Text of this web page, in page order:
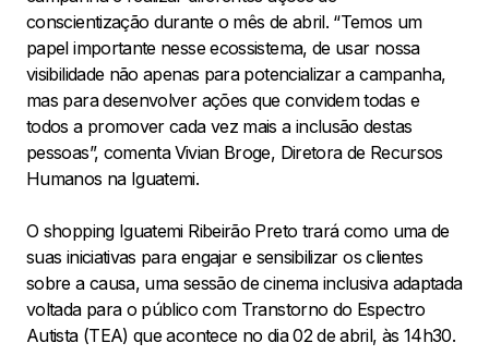
conscientização durante o mês de abril. “Temos um
papel importante nesse ecossistema, de usar nossa
visibilidade não apenas para potencializar a campanha,
mas para desenvolver ações que convidem todas e
todos a promover cada vez mais a inclusão destas
pessoas”, comentaVivian Broge, Diretora de Recursos
Humanos na Iguatemi.
O shopping Iguatemi Ribeirão Preto trará como uma de
suas iniciativas para engajar e sensibilizar os clientes
sobre a causa, uma sessão de cinema inclusiva adaptada
voltada para o público com Transtorno do Espectro
Autista (TEA) que acontece no dia 02 de abril, às 14h30.